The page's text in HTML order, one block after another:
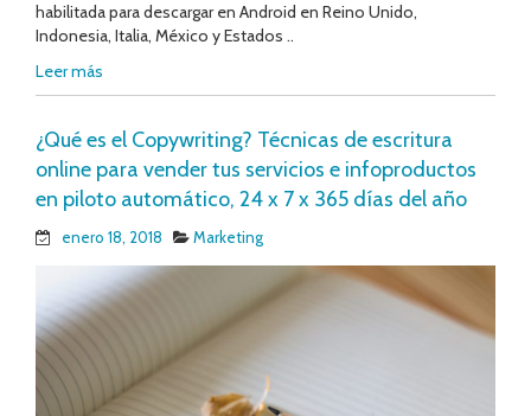
habilitada para descargar en Android en Reino Unido,
Indonesia, Italia, México y Estados ..
Leer más
¿Qué es el Copywriting? Técnicas de escritura
online para vender tus servicios e infoproductos
en piloto automático, 24 x 7 x 365 días del año
enero 18, 2018 Marketing